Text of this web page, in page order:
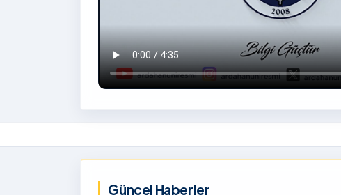
İzlemek
Tıklayınız
Güncel Haberler